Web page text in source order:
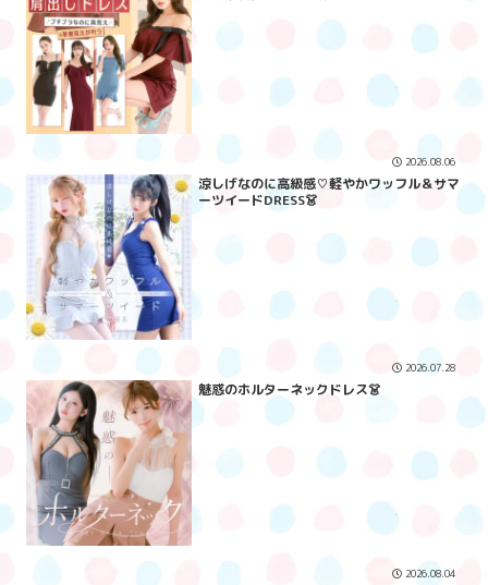
2026.08.06
涼しげなのに高級感♡軽やかワッフル＆サマ
ーツイードDRESS👗
2026.07.28
魅惑のホルターネックドレス👗
2026.08.04